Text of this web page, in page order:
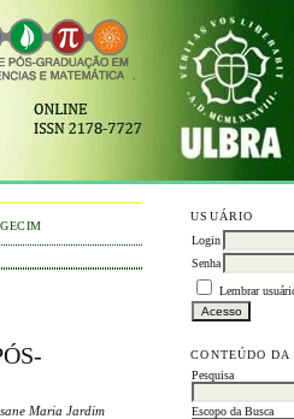
USUÁRIO
Login
Senha
Lembrar
CONTEÚDO DA
Pesquisa
Escopo da Busca
Maria Jardim